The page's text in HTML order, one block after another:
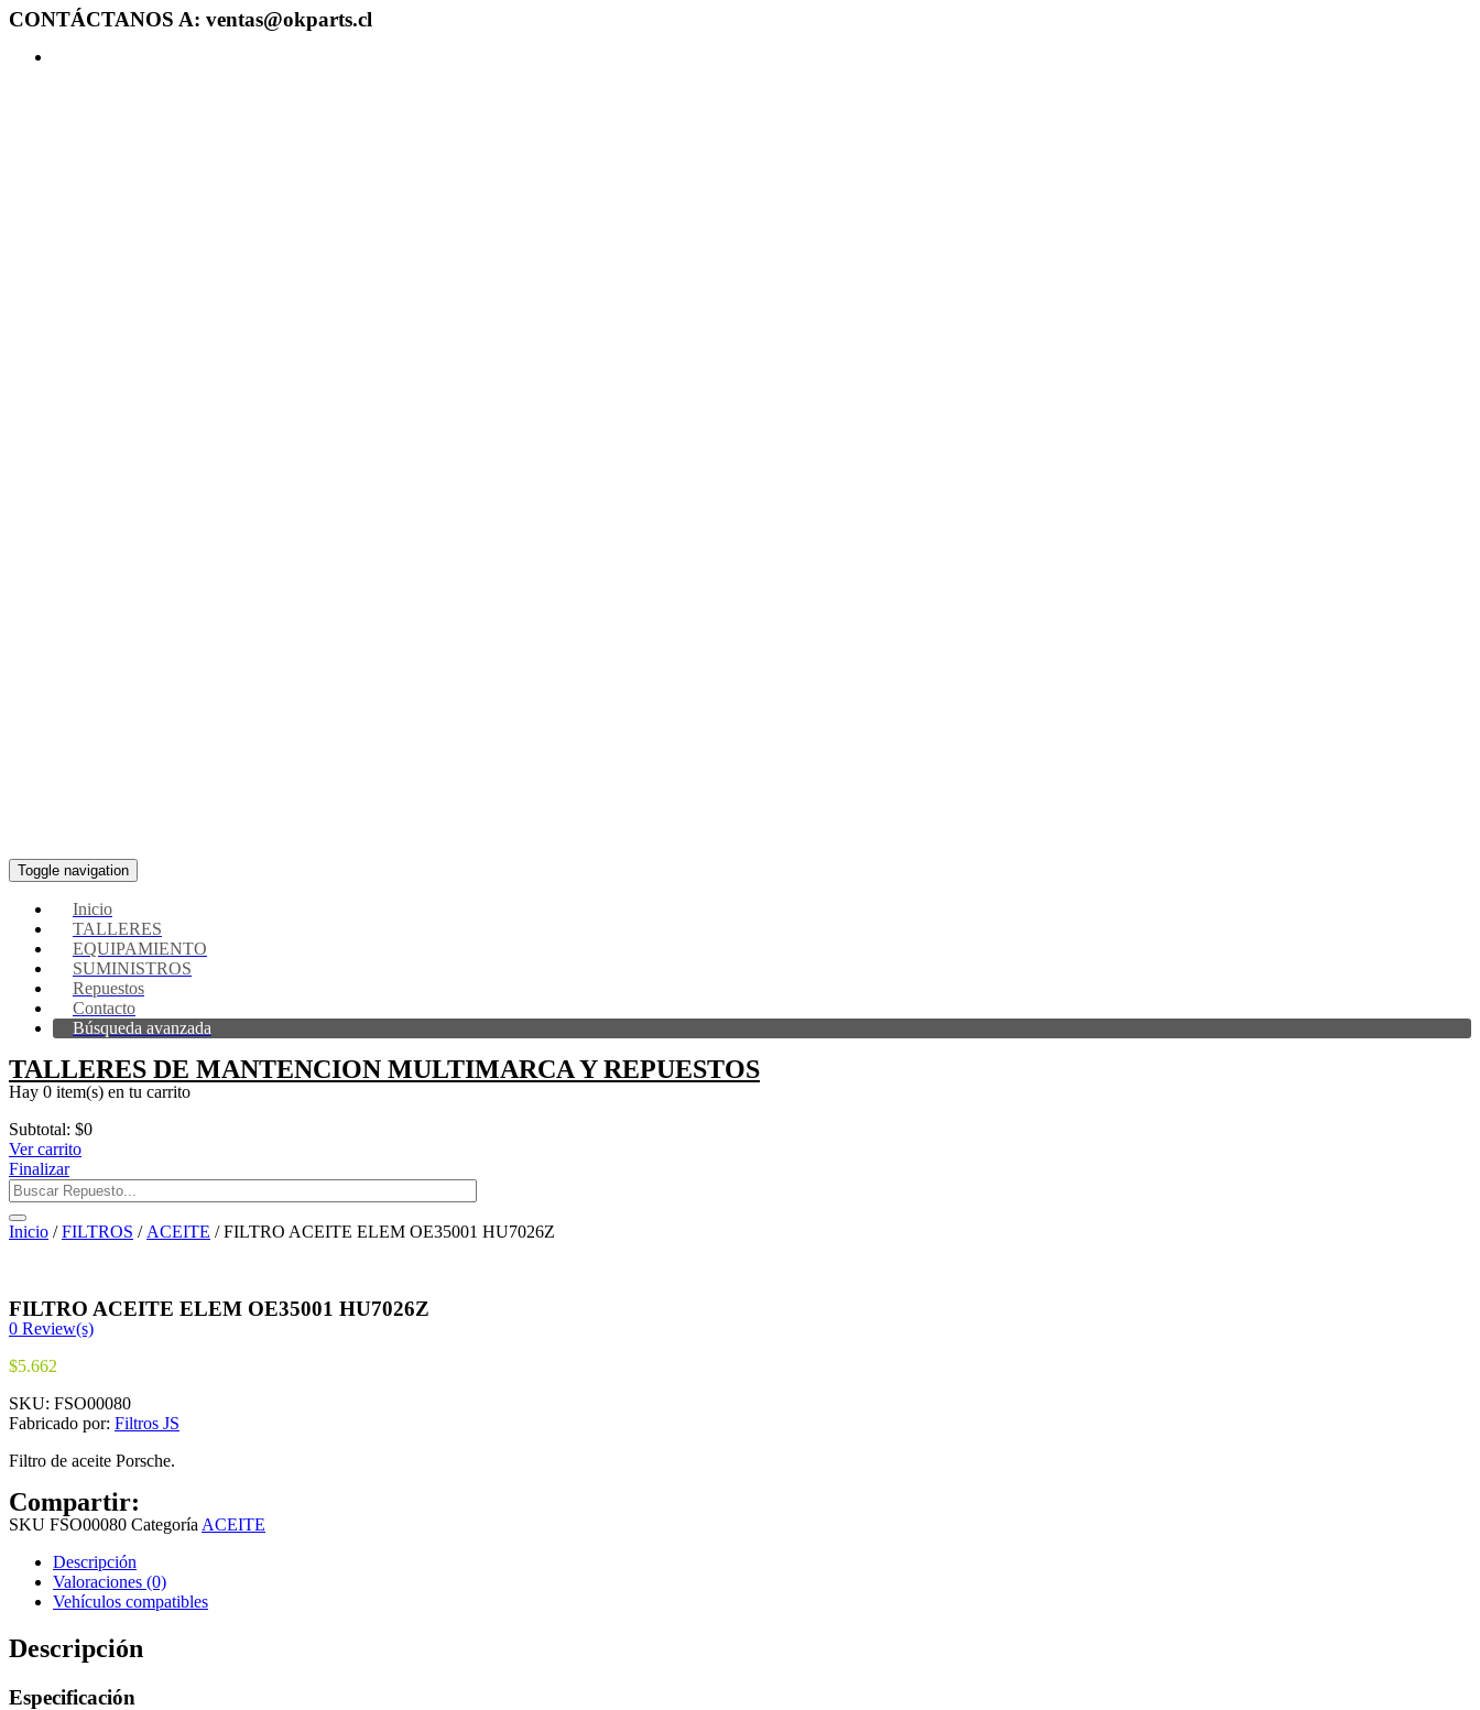
CONTÁCTANOS A: ventas@okparts.cl
Toggle navigation
Inicio
TALLERES
EQUIPAMIENTO
SUMINISTROS
Repuestos
Contacto
Búsqueda avanzada
TALLERES DE MANTENCION MULTIMARCA Y REPUESTOS
Hay 0 item(s) en tu carrito
Subtotal: $0
Ver carrito
Finalizar
Inicio /FILTROS / ACEITE / FILTRO ACEITE ELEM OE35001 HU7026Z
FILTRO ACEITE ELEM OE35001 HU7026Z
0 Review(s)
$5.662
SKU: FSO00080
Fabricado por: Filtros JS
Filtro de aceite Porsche.
Compartir:
SKU FSO00080 Categoría ACEITE
Descripción
Valoraciones (0)
Vehículos compatibles
Descripción
Especificación